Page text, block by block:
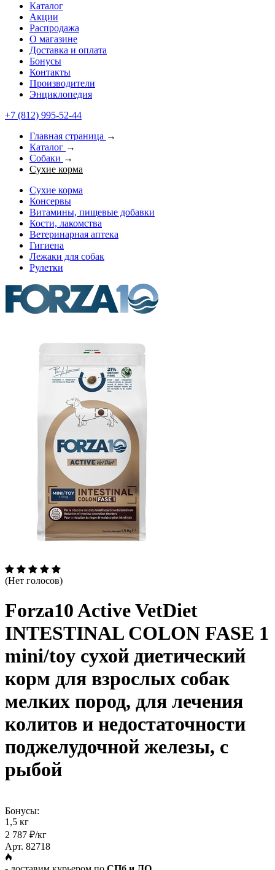
Каталог
Акции
Распродажа
О магазине
Доставка и оплата
Бонусы
Контакты
Производители
Энциклопедия
+7 (812) 995-52-44
Главная страница →
Каталог →
Собаки →
Сухие корма
Сухие корма
Консервы
Витамины, пищевые добавки
Кости, лакомства
Ветеринарная аптека
Гигиена
Лежаки для собак
Рулетки
(Нет голосов)
Forza10 Active VetDiet
INTESTINAL COLON FASE 1
mini/toy сухой диетический
корм для взрослых собак
мелких пород, для лечения
колитов и недостаточности
поджелудочной железы, с
рыбой
Бонусы:
1,5 кг
2 787 ₽/кг
Арт. 82718